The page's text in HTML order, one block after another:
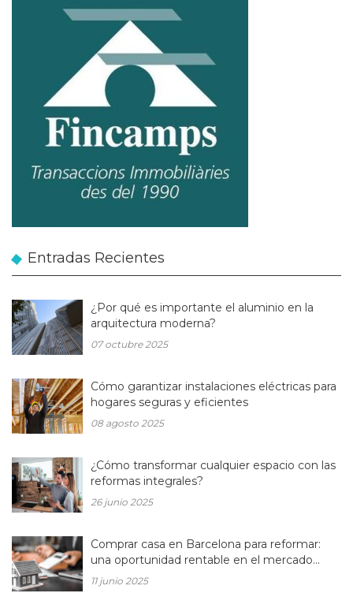
Entradas Recientes
¿Por qué es importante el aluminio en la
arquitectura moderna?
07 octubre 2025
Cómo garantizar instalaciones eléctricas para
hogares seguras y eficientes
08 agosto 2025
¿Cómo transformar cualquier espacio con las
reformas integrales?
26 junio 2025
Comprar casa en Barcelona para reformar:
una oportunidad rentable en el mercado
inmobiliario actual
11 junio 2025